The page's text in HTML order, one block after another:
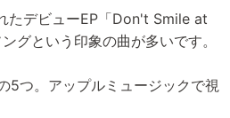
たデビューEP「Don't Smile at
グという印象の曲が多いです。
5つ。アップルミュージックで視